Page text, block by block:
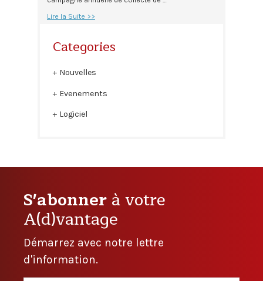
Lire la Suite >>
Categories
Nouvelles
Evenements
Logiciel
S'abonnerà votre
A(d)vantage
Démarrez avec notre lettre
d'information.